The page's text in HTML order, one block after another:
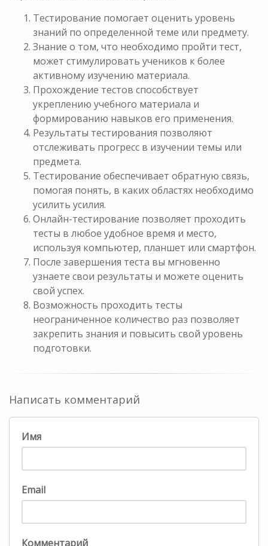
Тестирование помогает оценить уровень
знаний по определенной теме или предмету.
Знание о том, что необходимо пройти тест,
может стимулировать учеников к более
активному изучению материала.
Прохождение тестов способствует
укреплению учебного материала и
формированию навыков его применения.
Результаты тестирования позволяют
отслеживать прогресс в изучении темы или
предмета.
Тестирование обеспечивает обратную связь,
помогая понять, в каких областях необходимо
усилить усилия.
Онлайн-тестирование позволяет проходить
тесты в любое удобное время и место,
используя компьютер, планшет или смартфон.
После завершения теста вы мгновенно
узнаете свои результаты и можете оценить
свой успех.
Возможность проходить тесты
неограниченное количество раз позволяет
закрепить знания и повысить свой уровень
подготовки.
Написать комментарий
Имя
Email
Комментарий